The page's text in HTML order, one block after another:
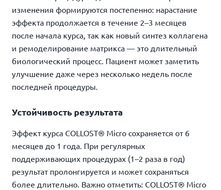
изменения формируются постепенно: нарастание
эффекта продолжается в течение 2–3 месяцев
после начала курса, так как новый синтез коллагена
и ремоделирование матрикса — это длительный
биологический процесс. Пациент может заметить
улучшение даже через несколько недель после
последней процедуры.
Устойчивость результата
Эффект курса COLLOST® Micro сохраняется от 6
месяцев до 1 года. При регулярных
поддерживающих процедурах (1–2 раза в год)
результат пролонгируется и может сохраняться
более длительно. Важно отметить: COLLOST® Micro